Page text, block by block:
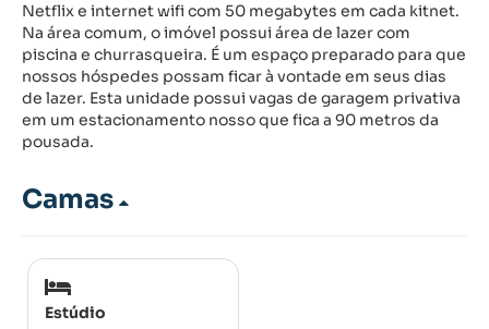
Netflix e internet wifi com 50 megabytes em cada kitnet.
Na área comum, o imóvel possui área de lazer com
piscina e churrasqueira. É um espaço preparado para que
nossos hóspedes possam ficar à vontade em seus dias
de lazer. Esta unidade possui vagas de garagem privativa
em um estacionamento nosso que fica a 90 metros da
pousada.
Camas
Estúdio